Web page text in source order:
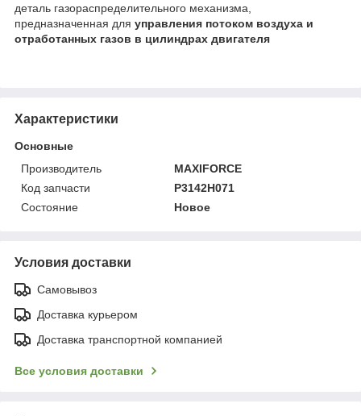
деталь газораспределительного механизма,
предназначенная для управления потоком воздуха и
отработанных газов в цилиндрах двигателя
Характеристики
Основные
Производитель
MAXIFORCE
Код запчасти
P3142H071
Состояние
Новое
Условия доставки
Самовывоз
Доставка курьером
Доставка транспортной компанией
Все условия доставки